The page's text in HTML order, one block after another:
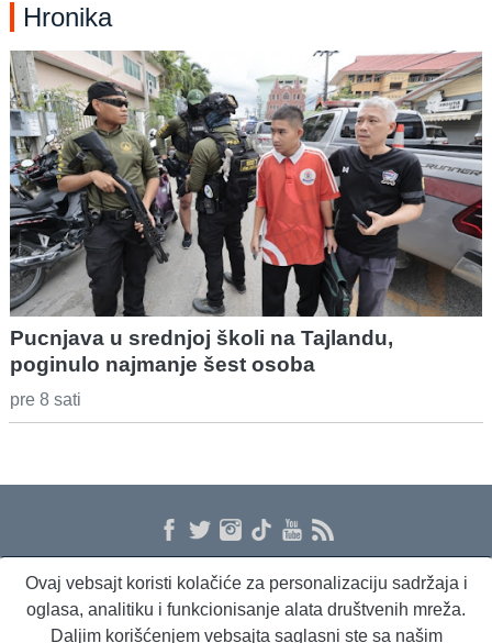
Hronika
Pucnjava u srednjoj školi na Tajlandu,
poginulo najmanje šest osoba
pre 8 sati
O nama Proizvodi i usluge Politika privatnosti Kontakt RSS
Ovaj vebsajt koristi kolačiće za personalizaciju sadržaja i
oglasa, analitiku i funkcionisanje alata društvenih mreža.
Daljim korišćenjem vebsajta saglasni ste sa našim